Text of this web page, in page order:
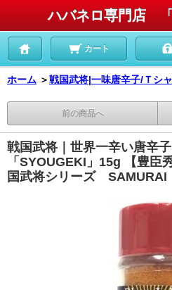
ハバネロ専門店 「
カート
ホーム ＞戦国武将|一味唐辛子/Ｔシ
前の商品へ
戦国武将｜世界一辛い唐辛
「SYOUGEKI」15g 【豊臣
国武将シリーズ SAMURAI